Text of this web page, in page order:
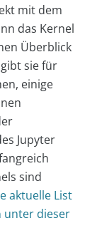
mit dem
das Kernel
Überblick
sie für
einige
Jupyter
sind
aktuelle List
unter dieser